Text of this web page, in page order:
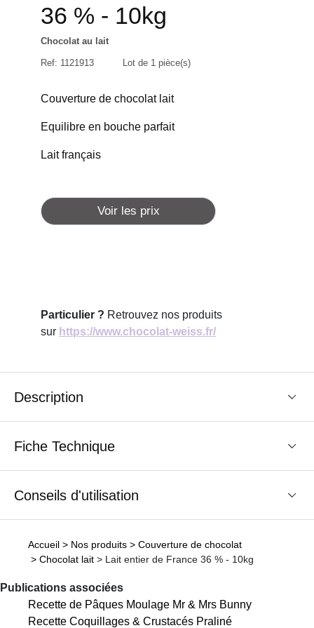
36 % - 10kg
Chocolat au lait
Ref: 1121913 Lot de 1 pièce(s)
Couverture de chocolat lait
Equilibre en bouche parfait
Lait français
Voir les prix
Particulier ? Retrouvez nos produits
sur https://www.chocolat-weiss.fr/
Description
Fiche Technique
Conseils d'utilisation
Accueil > Nos produits > Couverture de chocolat
> Chocolat lait > Lait entier de France 36 % - 10kg
Publications associées
Recette de Pâques Moulage Mr & Mrs Bunny
Recette Coquillages & Crustacés Praliné